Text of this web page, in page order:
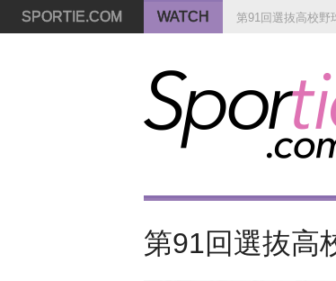
SPORTIE.COM WATCH 第91回選抜高校野
第91回選抜高